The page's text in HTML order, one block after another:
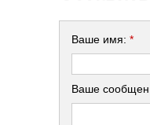
Ваше имя: *
Ваше